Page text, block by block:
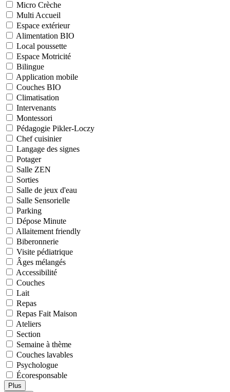
Micro Crèche
Multi Accueil
Espace extérieur
Alimentation BIO
Local poussette
Espace Motricité
Bilingue
Application mobile
Couches BIO
Climatisation
Intervenants
Montessori
Pédagogie Pikler-Loczy
Chef cuisinier
Langage des signes
Potager
Salle ZEN
Sorties
Salle de jeux d'eau
Salle Sensorielle
Parking
Dépose Minute
Allaitement friendly
Biberonnerie
Visite pédiatrique
Âges mélangés
Accessibilité
Couches
Lait
Repas
Repas Fait Maison
Ateliers
Section
Semaine à thème
Couches lavables
Psychologue
Écoresponsable
Plus